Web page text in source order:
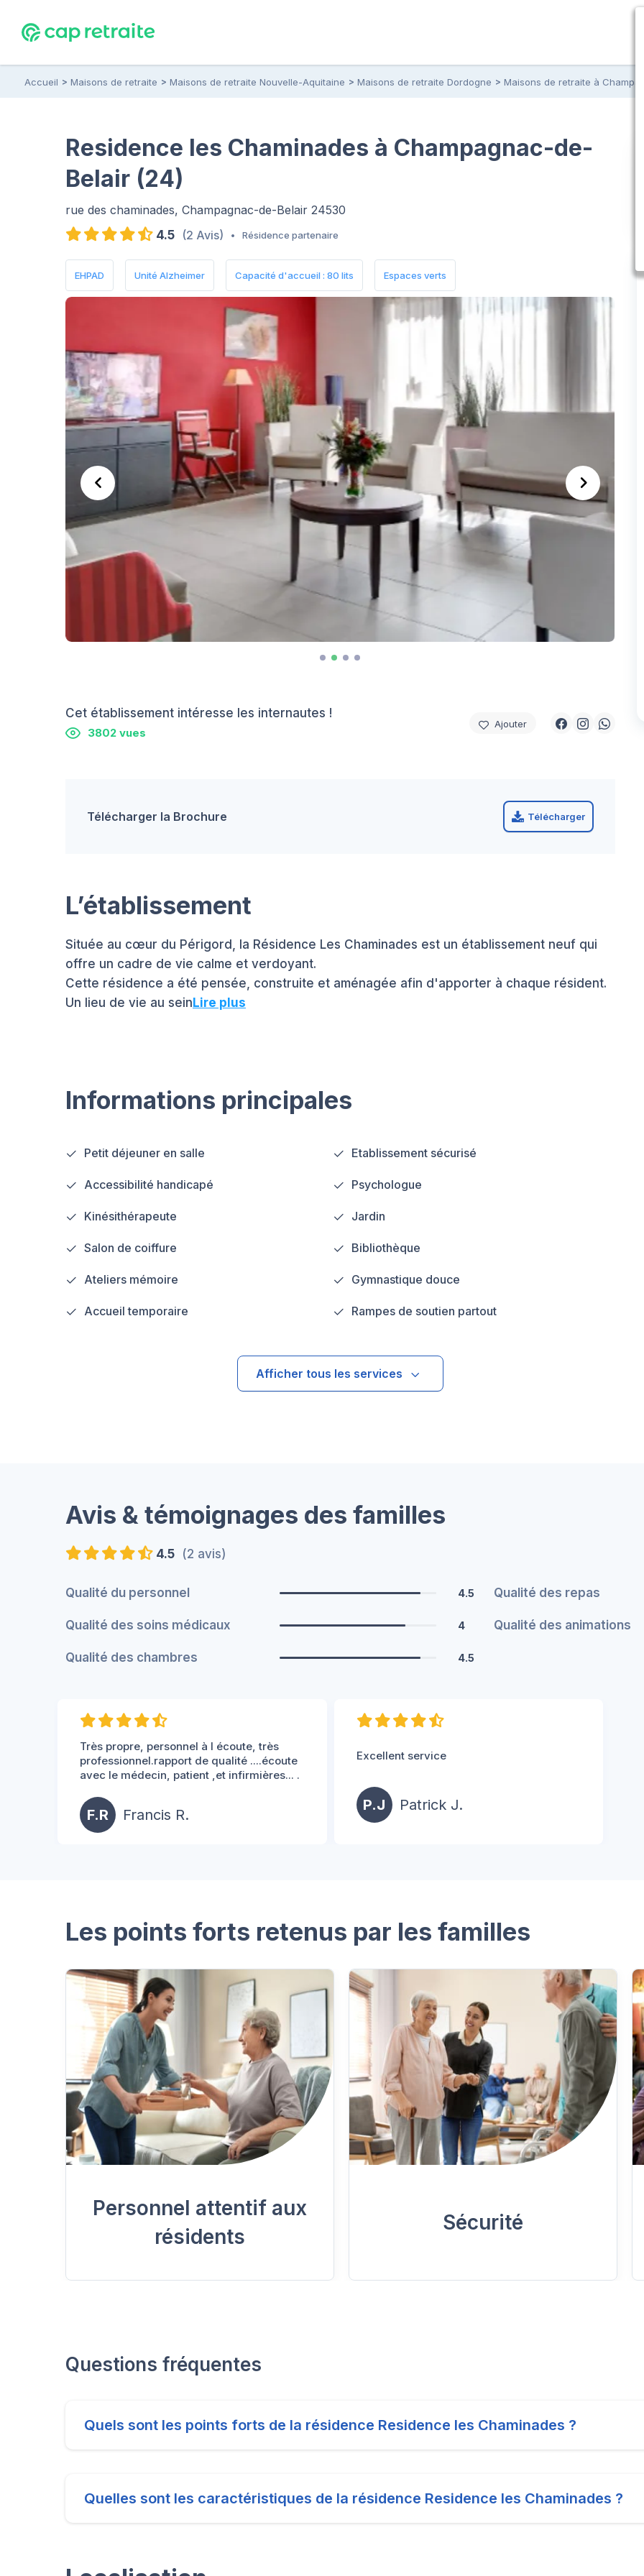
Accueil Maisons de retraite Maisons de retraite Nouvelle-Aquitaine Maisons de retraite Dordogne Maisons de retraite à
Cet établissement intéresse les internautes !
3802 vues
Ajouter
Télécharger la Brochure Télécharger
Residence les Chaminades à Champagnac-de-
Belair (24)
rue des chaminades, Champagnac-de-Belair 24530
4.5 (2 Avis) • Résidence partenaire
EHPAD Unité Alzheimer Capacité d'accueil : 80 lits Espaces verts
L’établissement
Située au cœur du Périgord, la Résidence Les Chaminades est un établissement neuf qui
offre un cadre de vie calme et verdoyant.
Cette résidence a été pensée, construite et aménagée afin d'apporter à chaque résident.
Un lieu de vie au seinLire plus
Informations principales
Petit déjeuner en salle Etablissement sécurisé
Accessibilité handicapé Psychologue
Kinésithérapeute Jardin
Salon de coiffure Bibliothèque
Ateliers mémoire Gymnastique douce
Accueil temporaire Rampes de soutien partout
Afficher tous les services
Avis & témoignages des familles
4.5 (2 avis)
Qualité du personnel 4.5 Qualité des repas
Qualité des soins médicaux 4 Qualité des animations
Qualité des chambres 4.5
Très propre, personnel à l écoute, très
professionnel.rapport de qualité ....écoute
avec le médecin, patient ,et infirmières... .
F.R Francis R.
Excellent service
P.J Patrick J.
Les points forts retenus par les familles
Personnel attentif aux
résidents
Sécurité
Questions fréquentes
Quels sont les points forts de la résidence Residence les Chaminades ?
Quelles sont les caractéristiques de la résidence Residence les Chaminades ?